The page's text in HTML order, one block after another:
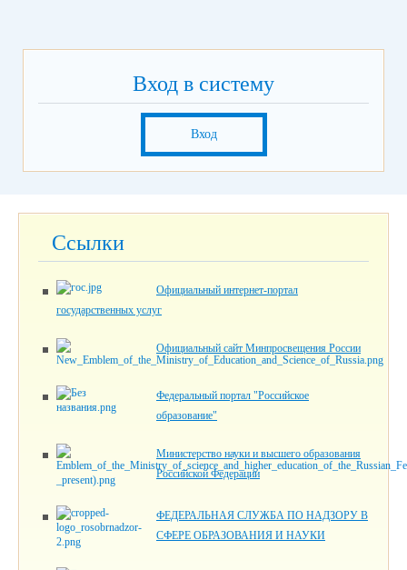
Вход в систему
Вход
Ссылки
Официальный интернет-портал
государственных услуг
Официальный сайт Минпросвещения России
Федеральный портал "Российское
образование"
Министерство науки и высшего образования
Российской Федерации
ФЕДЕРАЛЬНАЯ СЛУЖБА ПО НАДЗОРУ В
СФЕРЕ ОБРАЗОВАНИЯ И НАУКИ